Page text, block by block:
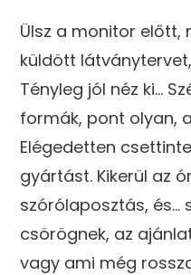
Ülsz a monitor előtt,
küldött
Tényleg jól néz ki...
formák, pont olyan,
Elégedetten
gyártást. Kikerül az
szórólaposztás, és...
csörögnek, az
vagy ami még